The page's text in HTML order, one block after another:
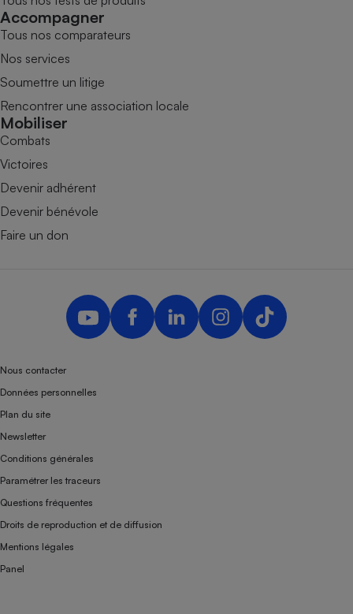
Accompagner
Tous nos comparateurs
Nos services
Soumettre un litige
Rencontrer une association locale
Mobiliser
Combats
Victoires
Devenir adhérent
Devenir bénévole
Faire un don
Nous contacter
Données personnelles
Plan du site
Newsletter
Conditions générales
Paramétrer les traceurs
Questions fréquentes
Droits de reproduction et de diffusion
Mentions légales
Panel